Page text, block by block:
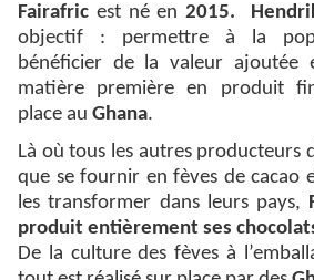
Fairafric est né en2015.
objectif : permettre à la
bénéficier de la valeur ajoutée
matière première en produit
place au Ghana.
Là où tous les autres producteurs
que se fournir en fèves de cacao
les transformer dans leurs pays,
produit entièrement ses
De la culture des fèves à